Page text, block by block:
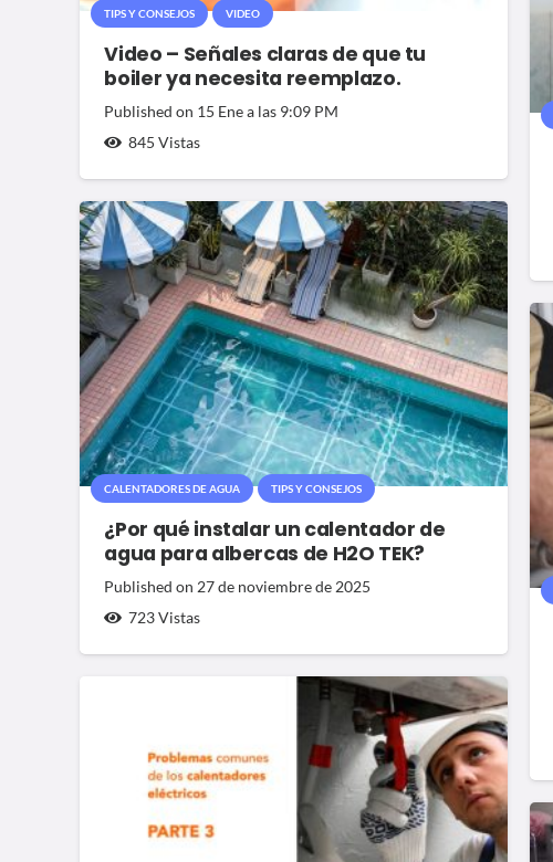
TIPS Y CONSEJOS VIDEO
Video – Señales claras de que tu
boiler ya necesita reemplazo.
Published on 15 Ene a las 9:09 PM
845 Vistas
CALENTADORES DE AGUA TIPS Y CONSEJOS
¿Por qué instalar un calentador de
agua para albercas de H2O TEK?
Published on 27 de noviembre de 2025
723Vistas